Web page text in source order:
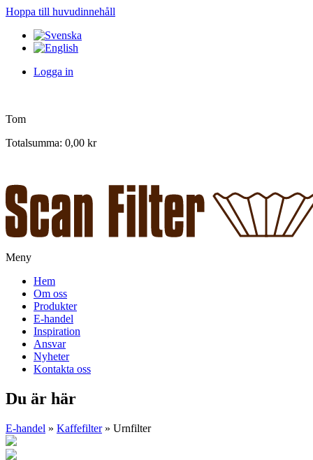
Hoppa till huvudinnehåll
Logga in
Tom
Totalsumma: 0,00 kr
Meny
Hem
Om oss
Produkter
E-handel
Inspiration
Ansvar
Nyheter
Kontakta oss
Du är här
E-handel » Kaffefilter» Urnfilter